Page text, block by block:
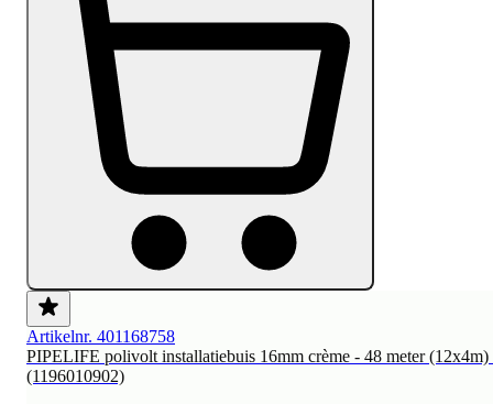
Artikelnr. 401168758
PIPELIFE polivolt installatiebuis 16mm crème - 48 meter (12x4m)
(1196010902)